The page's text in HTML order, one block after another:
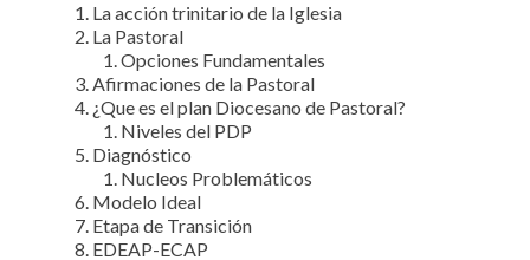
La acción trinitario de la Iglesia
La Pastoral
Opciones Fundamentales
Afirmaciones de la Pastoral
¿Que es el plan Diocesano de Pastoral?
Niveles del PDP
Diagnóstico
Nucleos Problemáticos
Modelo Ideal
Etapa de Transición
EDEAP-ECAP